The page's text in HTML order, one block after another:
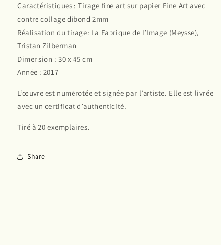
Caractéristiques : Tirage fine art sur papier Fine Art avec
contre collage dibond 2mm
Réalisation du tirage: La Fabrique de l’Image (Meysse),
Tristan Zilberman
Dimension : 30 x 45 cm
Année : 2017
L’œuvre est numérotée et signée par l’artiste. Elle est livrée
avec un certificat d’authenticité.
Tiré à 20 exemplaires.
Share